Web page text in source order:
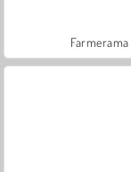
Farmerama